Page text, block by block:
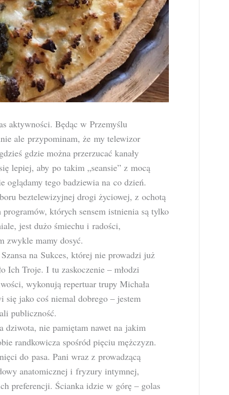
aktywności. Będąc w Przemyślu
ale przypominam, że my telewizor
gdzie można przerzucać kanały
lepiej, aby po takim „seansie” z mocą
oglądamy tego badziewia na co dzień.
beztelewizyjnej drogi życiowej, z ochotą
których sensem istnienia są tylko
jest dużo śmiechu i radości,
zwykle mamy dosyć.
na Sukces, której nie prowadzi już
Ich Troje. I tu zaskoczenie – młodzi
wykonują repertuar trupy Michała
jako coś niemal dobrego – jestem
publiczność.
nie pamiętam nawet na jakim
randkowicza spośród pięciu mężczyzn.
do pasa. Pani wraz z prowadzącą
anatomicznej i fryzury intymnej,
preferencji. Ścianka idzie w górę – golas